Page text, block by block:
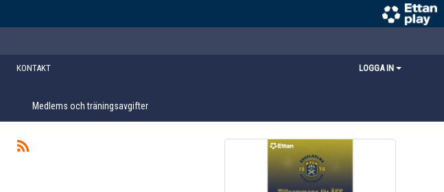
KONTAKT LOGGA IN
Medlems och träningsavgifter